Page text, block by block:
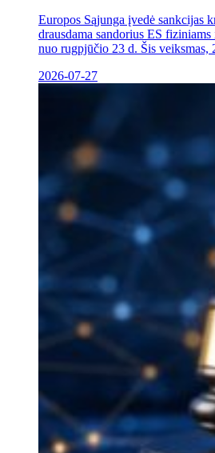
Europos Sąjunga įvedė sankcijas
drausdama sandorius ES
nuo rugpjūčio 23 d. Šis veiksmas,
2026-07-27